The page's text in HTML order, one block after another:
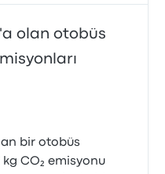
olan otobüs
bir otobüs
CO₂ emisyonu